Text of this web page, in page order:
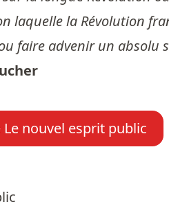
laquelle la Révolution
faire advenir un
nouvel esprit public